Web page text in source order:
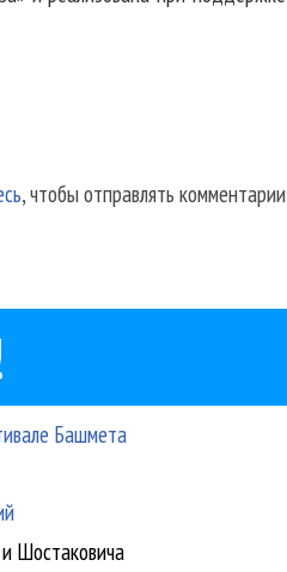
, чтобы отправлять комментарии
Башмета
Шостаковича